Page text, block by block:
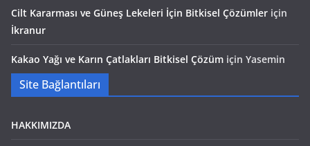
Cilt Kararması ve Güneş Lekeleri İçin Bitkisel Çözümler için
İkranur
Kakao Yağı ve Karın Çatlakları Bitkisel Çözüm için Yasemin
Site Bağlantıları
HAKKIMIZDA